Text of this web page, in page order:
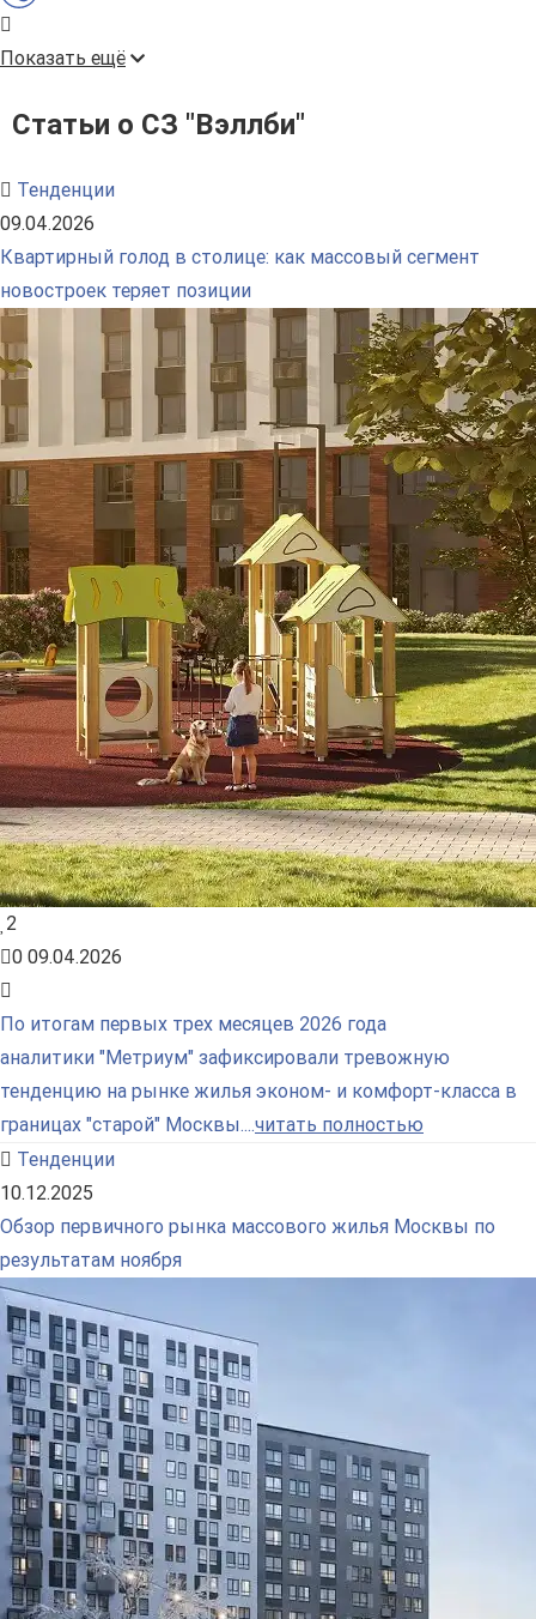
Показать ещё
Статьи о СЗ "Вэллби"
Тенденции
09.04.2026
Квартирный голод в столице: как массовый сегмент
новостроек теряет позиции
2
0 09.04.2026
По итогам первых трех месяцев 2026 года
аналитики "Метриум" зафиксировали тревожную
тенденцию на рынке жилья эконом- и комфорт-класса в
границах "старой" Москвы....читать полностью
Тенденции
10.12.2025
Обзор первичного рынка массового жилья Москвы по
результатам ноября